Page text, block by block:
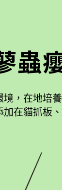
蟲
，在地培
在貓抓板